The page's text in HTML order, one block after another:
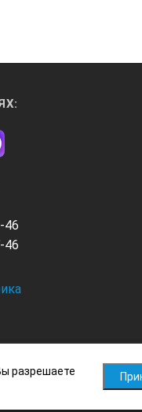
46
46
Политика обработки
разрешаете